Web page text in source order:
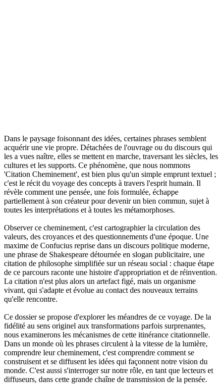
Dans le paysage foisonnant des idées, certaines phrases semblent
acquérir une vie propre. Détachées de l'ouvrage ou du discours qui
les a vues naître, elles se mettent en marche, traversant les siècles, les
cultures et les supports. Ce phénomène, que nous nommons
'Citation Cheminement', est bien plus qu'un simple emprunt textuel ;
c'est le récit du voyage des concepts à travers l'esprit humain. Il
révèle comment une pensée, une fois formulée, échappe
partiellement à son créateur pour devenir un bien commun, sujet à
toutes les interprétations et à toutes les métamorphoses.
Observer ce cheminement, c'est cartographier la circulation des
valeurs, des croyances et des questionnements d'une époque. Une
maxime de Confucius reprise dans un discours politique moderne,
une phrase de Shakespeare détournée en slogan publicitaire, une
citation de philosophe simplifiée sur un réseau social : chaque étape
de ce parcours raconte une histoire d'appropriation et de réinvention.
La citation n'est plus alors un artefact figé, mais un organisme
vivant, qui s'adapte et évolue au contact des nouveaux terrains
qu'elle rencontre.
Ce dossier se propose d'explorer les méandres de ce voyage. De la
fidélité au sens originel aux transformations parfois surprenantes,
nous examinerons les mécanismes de cette itinérance citationnelle.
Dans un monde où les phrases circulent à la vitesse de la lumière,
comprendre leur cheminement, c'est comprendre comment se
construisent et se diffusent les idées qui façonnent notre vision du
monde. C'est aussi s'interroger sur notre rôle, en tant que lecteurs et
diffuseurs, dans cette grande chaîne de transmission de la pensée.